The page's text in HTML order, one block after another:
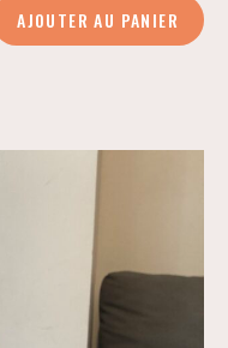
AJOUTER AU PANIER